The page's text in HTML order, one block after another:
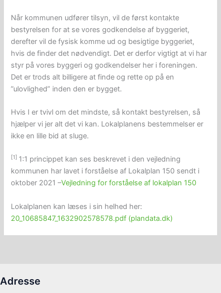
Når kommunen udfører tilsyn, vil de først kontakte
bestyrelsen for at se vores godkendelse af byggeriet,
derefter vil de fysisk komme ud og besigtige byggeriet,
hvis de finder det nødvendigt. Det er derfor vigtigt at vi har
styr på vores byggeri og godkendelser her i foreningen.
Det er trods alt billigere at finde og rette op på en
”ulovlighed” inden den er bygget.
Hvis I er tvivl om det mindste, så kontakt bestyrelsen, så
hjælper vi jer alt det vi kan. Lokalplanens bestemmelser er
ikke en lille bid at sluge.
[1] 1:1 princippet kan ses beskrevet i den vejledning
kommunen har lavet i forståelse af Lokalplan 150 sendt i
oktober 2021 –Vejledning for forståelse af lokalplan 150
Lokalplanen kan læses i sin helhed her:
20_10685847_1632902578578.pdf (plandata.dk)
Adresse